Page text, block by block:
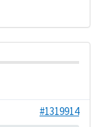
#1319914